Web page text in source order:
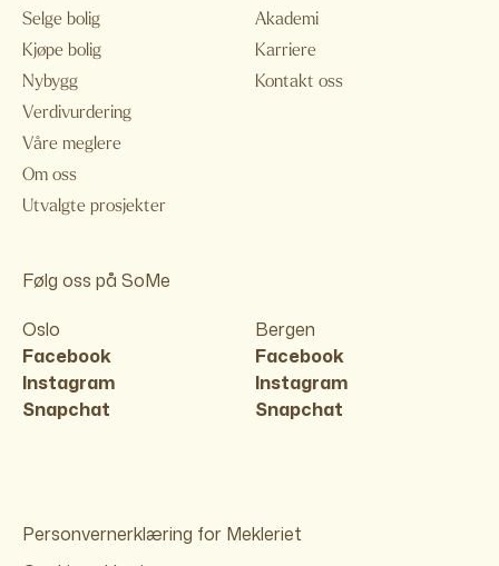
Selge bolig
Kjøpe bolig
Nybygg
Verdivurdering
Våre meglere
Om oss
Utvalgte prosjekter
Akademi
Karriere
Kontakt oss
Følg oss på SoMe
Oslo
Facebook
Instagram
Snapchat
Bergen
Facebook
Instagram
Snapchat
Personvernerklæring for Mekleriet